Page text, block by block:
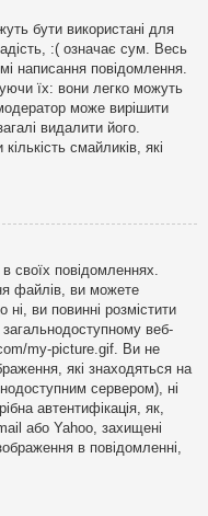
бути використані для
:( означає сум. Весь
написання повідомлення.
їх: вони легко можуть
може вирішити
видалити його.
смайликів, які
своїх повідомленнях.
файлів, ви можете
ви повинні розмістити
веб-
my-picture.gif. Ви не
які знаходяться на
сервером), ні
автентифікація, як,
або Yahoo, захищені
в повідомленні,